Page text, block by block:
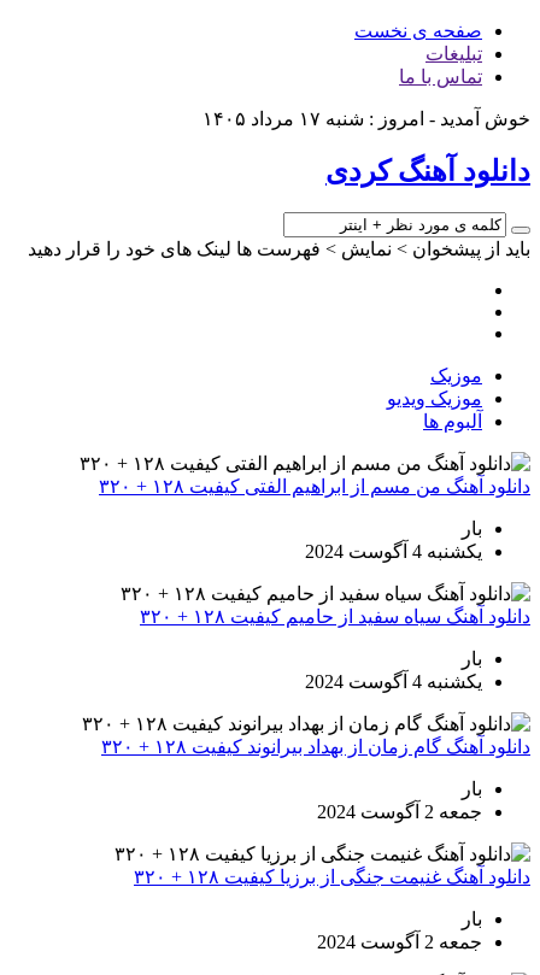
صفحه ی نخست
تبلیغات
تماس با ما
خوش آمدید - امروز : شنبه ۱۷ مرداد ۱۴۰۵
دانلود آهنگ کردی
باید از پیشخوان > نمایش > فهرست ها لینک های خود را قرار دهید
موزیک
موزیک ویدیو
آلبوم ها
دانلود آهنگ من مسم از ابراهیم الفتی کیفیت ۱۲۸ + ۳۲۰
بار
یکشنبه 4 آگوست 2024
دانلود آهنگ سیاه سفید از حامیم کیفیت ۱۲۸ + ۳۲۰
بار
یکشنبه 4 آگوست 2024
دانلود آهنگ گام زمان از بهداد بیرانوند کیفیت ۱۲۸ + ۳۲۰
بار
جمعه 2 آگوست 2024
دانلود آهنگ غنیمت جنگی از برزیا کیفیت ۱۲۸ + ۳۲۰
بار
جمعه 2 آگوست 2024